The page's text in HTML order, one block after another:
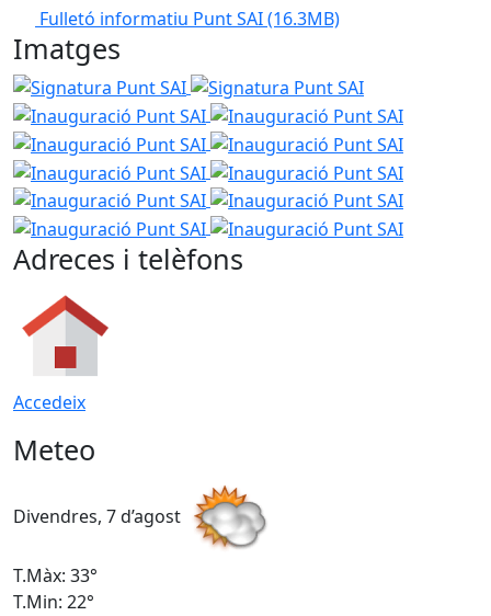
Fulletó informatiu Punt SAI(16.3MB)
Imatges
Signatura Punt SAI Signatura Punt SAI
Inauguració
Inauguració Punt SAI
Inauguració Punt SAI
Inauguració Punt SAI
Inauguració Punt SAI
Inauguració Punt SAI
Adreces i telèfons
Accedeix
Meteo
Divendres, 7 d’agost
T.Màx: 33°
T.Min: 22°